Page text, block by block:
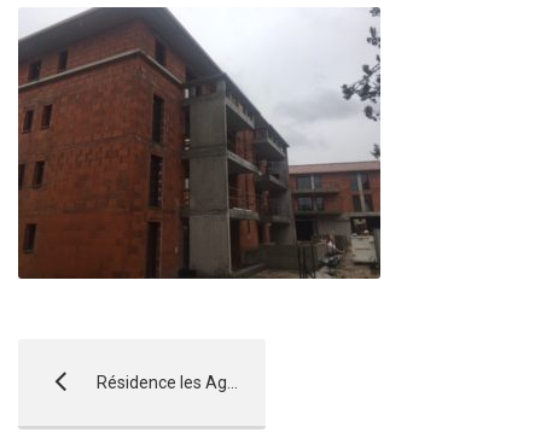
Résidence les Agathes – Pertuis